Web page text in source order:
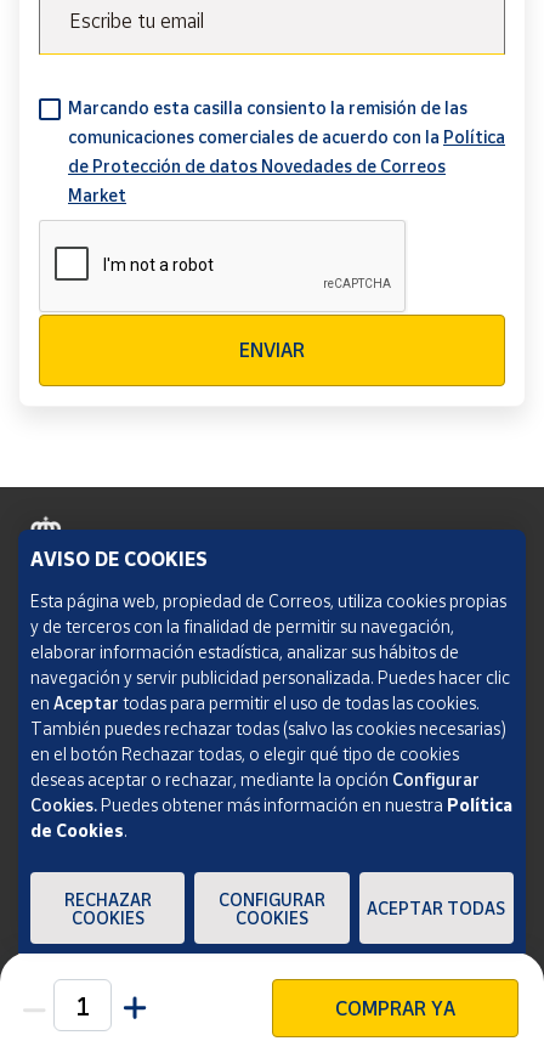
Unidades COMPRAR YA
Escribe tu email
Marcando esta casilla consiento la remisión de las
comunicaciones comerciales de acuerdo con la Política
de Protección de datos Novedades de Correos
Market
ENVIAR
Política de cookies
Aviso legal
Condiciones del servicio
Política de Privacidad Web
Informe de transparencia
SOCIEDAD ESTATAL CORREOS Y TELÉGRAFOS, S.A., S.M.E. Todos los derechos
AVISO DE COOKIES
Esta página web, propiedad de Correos, utiliza cookies propias
y de terceros con la finalidad de permitir su navegación,
elaborar información estadística, analizar sus hábitos de
navegación y servir publicidad personalizada. Puedes hacer clic
en Aceptar todas para permitir el uso de todas las cookies.
También puedes rechazar todas (salvo las cookies necesarias)
en el botón Rechazar todas, o elegir qué tipo de cookies
deseas aceptar o rechazar, mediante la opción Configurar
Cookies.Puedes obtener más información en nuestra Política
de Cookies.
RECHAZAR
COOKIES
CONFIGURAR
COOKIES
ACEPTAR TODAS